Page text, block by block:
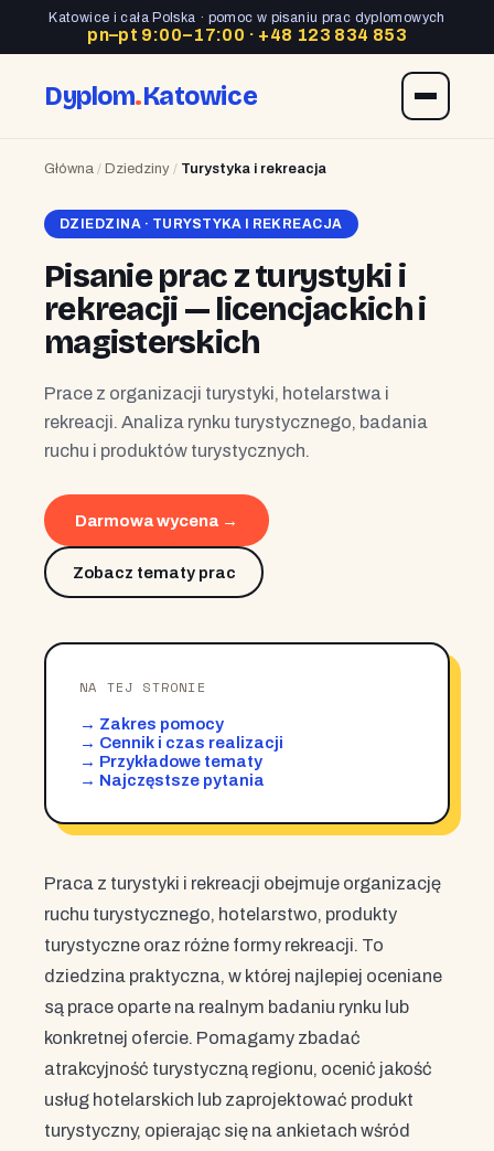
Katowice i cała Polska · pomoc w pisaniu prac dyplomowych
pn–pt 9:00–17:00 · +48 123 834 853
Dyplom.Katowice
Główna / Dziedziny / Turystyka i rekreacja
DZIEDZINA · TURYSTYKA I REKREACJA
Pisanie prac z turystyki i
rekreacji — licencjackich i
magisterskich
Prace z organizacji turystyki, hotelarstwa i
rekreacji. Analiza rynku turystycznego, badania
ruchu i produktów turystycznych.
Darmowa wycena →
Zobacz tematy prac
NA TEJ STRONIE
→ Zakres pomocy
→ Cennik i czas realizacji
→ Przykładowe tematy
→ Najczęstsze pytania
Praca z turystyki i rekreacji obejmuje organizację
ruchu turystycznego, hotelarstwo, produkty
turystyczne oraz różne formy rekreacji. To
dziedzina praktyczna, w której najlepiej oceniane
są prace oparte na realnym badaniu rynku lub
konkretnej ofercie. Pomagamy zbadać
atrakcyjność turystyczną regionu, ocenić jakość
usług hotelarskich lub zaprojektować produkt
turystyczny, opierając się na ankietach wśród